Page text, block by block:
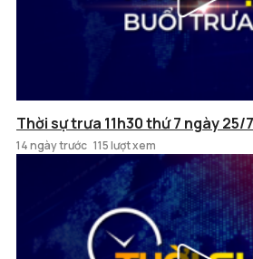
Thời sự trưa 11h30 thứ 7 ngày 25/
14 ngày trước 115 lượt xem